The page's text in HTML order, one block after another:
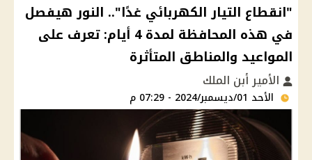
"انقطاع التيار الكهربائي غدًا".. النور هيفصل
في هذه المحافظة لمدة 4 أيام: تعرف على
المواعيد والمناطق المتأثرة
الأمير أبن الملك
الأحد 01/ديسمبر/2024 - 07:29 م